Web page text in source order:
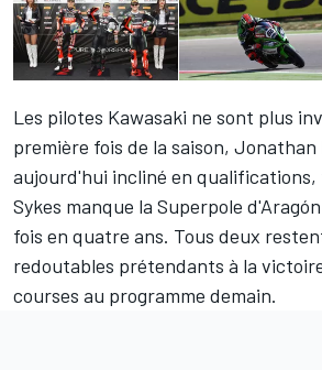
Les pilotes Kawasaki ne sont plus
première fois de la saison, Jonathan
aujourd'hui incliné en qualifications,
Sykes manque la Superpole
fois en quatre ans. Tous deux
redoutables prétendants à la
courses au programme demain.